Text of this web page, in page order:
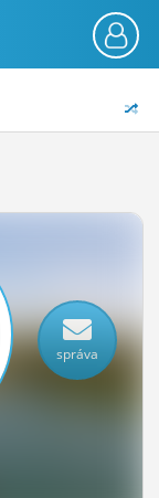
správa